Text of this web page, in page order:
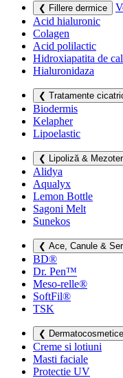
❮ Fillere dermice
Acid hialuronic
Colagen
Acid polilactic
Hidroxiapatita de
Hialuronidaza
❮ Tratamente
Biodermis
Kelapher
Lipoelastic
❮ Lipoliză &
Alidya
Aqualyx
Lemon Bottle
Sagoni Melt
Sunekos
❮ Ace, Canule &
BD®
Dr. Pen™
Meso-relle®
SoftFil®
TSK
❮ Dermatocosmetice
Creme si lotiuni
Masti faciale
Protectie UV